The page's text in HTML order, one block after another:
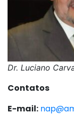
Dr. Luciano
Contatos
E-mail: